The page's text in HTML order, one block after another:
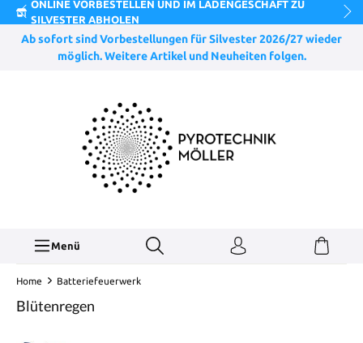
ONLINE VORBESTELLEN UND IM LADENGESCHÄFT ZU
SILVESTER ABHOLEN
Ab sofort sind Vorbestellungen für Silvester 2026/27 wieder
möglich. Weitere Artikel und Neuheiten folgen.
Menü
Home Batteriefeuerwerk
Blütenregen